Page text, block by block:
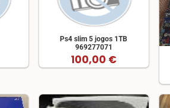
Ps4 slim 5 jogos 1TB
969277071
100,00 €